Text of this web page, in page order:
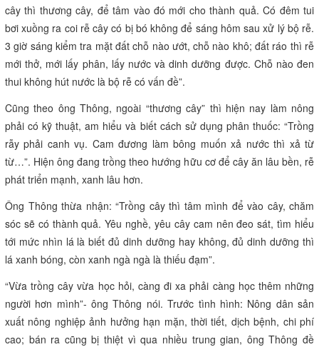
cây thì thương cây, để tâm vào đó mới cho thành quả. Có đêm tui
bơi xuồng ra coi rễ cây có bị bó không để sáng hôm sau xử lý bộ rễ.
3 giờ sáng kiểm tra mặt đất chỗ nào ướt, chỗ nào khô; đất ráo thì rễ
mới thở, mới lấy phân, lấy nước và dinh dưỡng được. Chỗ nào đen
thui không hút nước là bộ rễ có vấn đề”.
Cũng theo ông Thông, ngoài “thương cây” thì hiện nay làm nông
phải có kỹ thuật, am hiểu và biết cách sử dụng phân thuốc: “Trồng
rẫy phải canh vụ. Cam đương làm bông muốn xả nước thì xả từ
từ…”. Hiện ông đang trồng theo hướng hữu cơ để cây ăn lâu bền, rễ
phát triển mạnh, xanh lâu hơn.
Ông Thông thừa nhận: “Trồng cây thì tâm mình để vào cây, chăm
sóc sẽ có thành quả. Yêu nghề, yêu cây cam nên đeo sát, tìm hiểu
tới mức nhìn lá là biết đủ dinh dưỡng hay không, đủ dinh dưỡng thì
lá xanh bóng, còn xanh ngà ngà là thiếu đạm”.
“Vừa trồng cây vừa học hỏi, càng đi xa phải càng học thêm những
người hơn mình”- ông Thông nói. Trước tình hình: Nông dân sản
xuất nông nghiệp ảnh hưởng hạn mặn, thời tiết, dịch bệnh, chi phí
cao; bán ra cũng bị thiệt vì qua nhiều trung gian, ông Thông đề